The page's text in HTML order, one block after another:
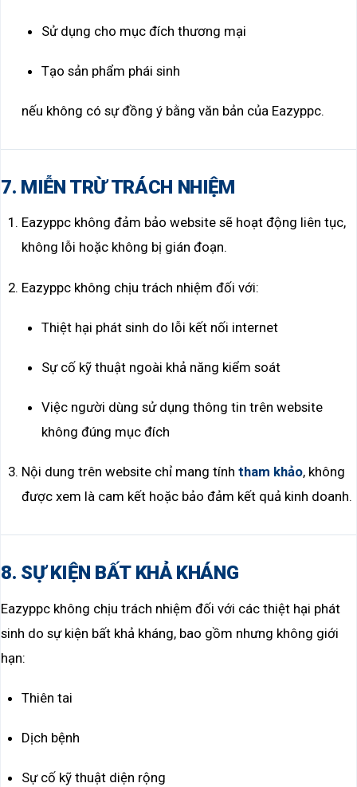
Sử dụng cho mục đích thương mại
Tạo sản phẩm phái sinh
nếu không có sự đồng ý bằng văn bản của Eazyppc.
7. MIỄN TRỪ TRÁCH NHIỆM
Eazyppc không đảm bảo website sẽ hoạt động liên tục,
không lỗi hoặc không bị gián đoạn.
Eazyppc không chịu trách nhiệm đối với:
Thiệt hại phát sinh do lỗi kết nối internet
Sự cố kỹ thuật ngoài khả năng kiểm soát
Việc người dùng sử dụng thông tin trên website
không đúng mục đích
Nội dung trên website chỉ mang tính tham khảo, không
được xem là cam kết hoặc bảo đảm kết quả kinh doanh.
8. SỰ KIỆN BẤT KHẢ KHÁNG
Eazyppc không chịu trách nhiệm đối với các thiệt hại phát
sinh do sự kiện bất khả kháng, bao gồm nhưng không giới
hạn:
Thiên tai
Dịch bệnh
Sự cố kỹ thuật diện rộng